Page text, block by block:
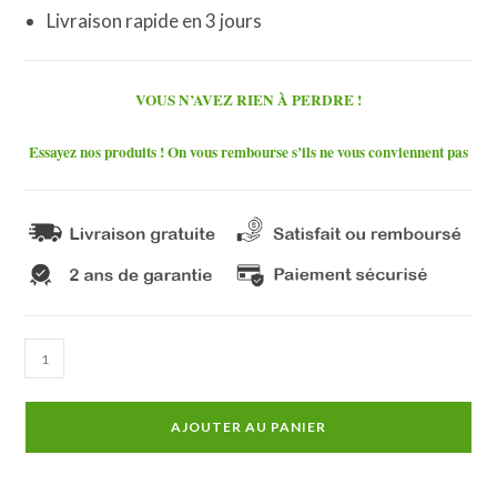
Livraison rapide en 3 jours
VOUS N’AVEZ RIEN À PERDRE !
Essayez nos produits ! On vous rembourse s’ils ne vous conviennent pas
quantité
de
Autoradio
AJOUTER AU PANIER